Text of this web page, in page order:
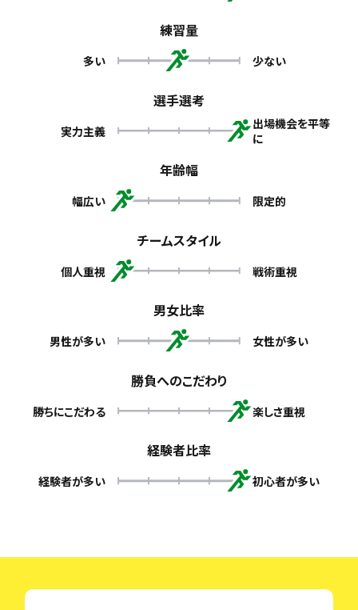
練習量
多い 少ない
選手選考
実力主義
出場機会を平等
に
年齢幅
幅広い 限定的
チームスタイル
個人重視 戦術重視
男女比率
男性が多い 女性が多い
勝負へのこだわり
勝ちにこだわる 楽しさ重視
経験者比率
経験者が多い 初心者が多い